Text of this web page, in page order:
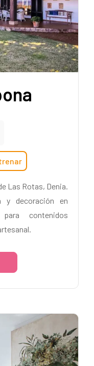
Las Rotas, Denia.
y decoración en
contenidos